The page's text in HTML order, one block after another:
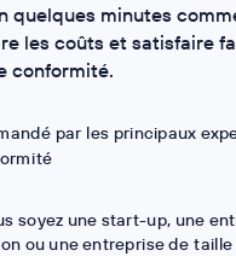
quelques minutes
les coûts et satisfaire
conformité.
par les principaux
soyez une start-up, une
ou une entreprise de taille